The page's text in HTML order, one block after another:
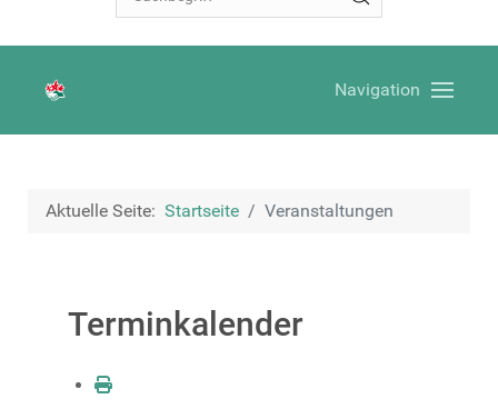
Navigation
Aktuelle Seite: Startseite Veranstaltungen
Terminkalender